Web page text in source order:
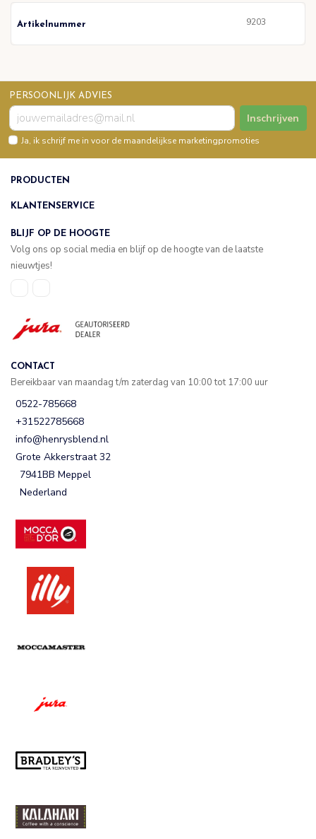
Artikelnummer 9203
PERSOONLIJK ADVIES
Inschrijven
Ja, ik schrijf me in voor de maandelijkse marketingpromoties
PRODUCTEN
KLANTENSERVICE
BLIJF OP DE HOOGTE
Volg ons op social media en blijf op de hoogte van de laatste
nieuwtjes!
CONTACT
Bereikbaar van maandag t/m zaterdag van 10:00 tot 17:00 uur
0522-785668
+31522785668
info@henrysblend.nl
Grote Akkerstraat 32
7941BB Meppel
Nederland